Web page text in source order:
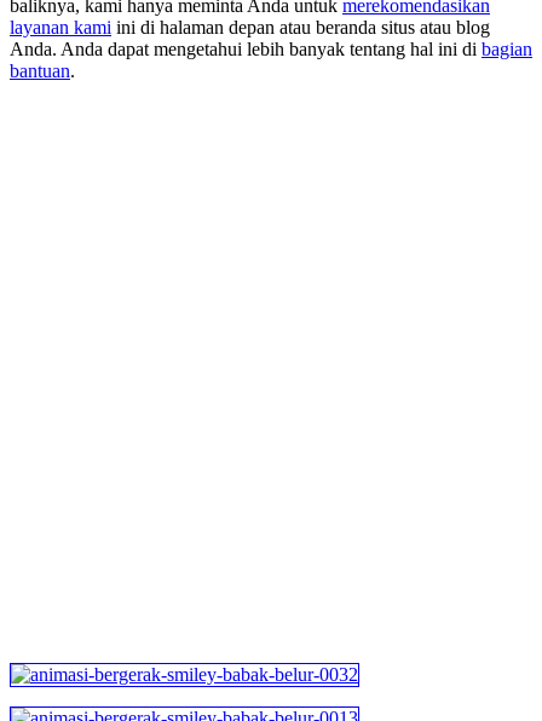
baliknya, kami hanya meminta Anda untuk merekomendasikan
layanan kami ini di halaman depan atau beranda situs atau blog
Anda. Anda dapat mengetahui lebih banyak tentang hal ini di bagian
bantuan.